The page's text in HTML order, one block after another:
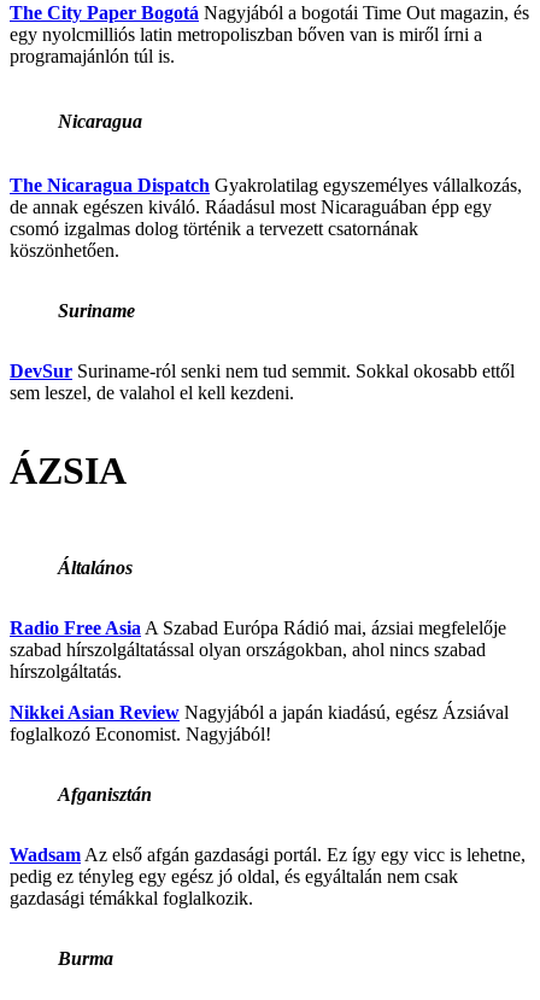
The City Paper Bogotá Nagyjából a bogotái Time Out magazin, és
egy nyolcmilliós latin metropoliszban bőven van is miről írni a
programajánlón túl is.
Nicaragua
The Nicaragua Dispatch Gyakrolatilag egyszemélyes vállalkozás,
de annak egészen kiváló. Ráadásul most Nicaraguában épp egy
csomó izgalmas dolog történik a tervezett csatornának
köszönhetően.
Suriname
DevSur Suriname-ról senki nem tud semmit. Sokkal okosabb ettől
sem leszel, de valahol el kell kezdeni.
ÁZSIA
Általános
Radio Free AsiaA Szabad Európa Rádió mai, ázsiai megfelelője
szabad hírszolgáltatással olyan országokban, ahol nincs szabad
hírszolgáltatás.
Nikkei Asian Review Nagyjából a japán kiadású, egész Ázsiával
foglalkozó Economist. Nagyjából!
Afganisztán
WadsamAz első afgán gazdasági portál. Ez így egy vicc is lehetne,
pedig ez tényleg egy egész jó oldal, és egyáltalán nem csak
gazdasági témákkal foglalkozik.
Burma